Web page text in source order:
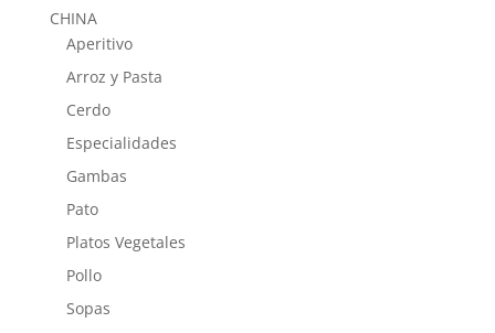
CHINA
Aperitivo
Arroz y Pasta
Cerdo
Especialidades
Gambas
Pato
Platos Vegetales
Pollo
Sopas